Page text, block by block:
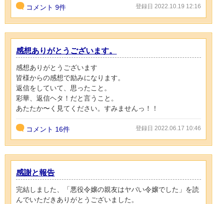
コメント 9件 登録日 2022.10.19 12:16
感想ありがとうございます。
感想ありがとうございます
皆様からの感想で励みになります。
返信をしていて、思ったこと。
彩華、返信ヘタ！だと言うこと。
あたたか〜く見てください。すみませんっ！！
コメント 16件 登録日 2022.06.17 10:46
感謝と報告
完結しました、「悪役令嬢の親友はヤバい令嬢でした」を読
んでいただきありがとうございました。